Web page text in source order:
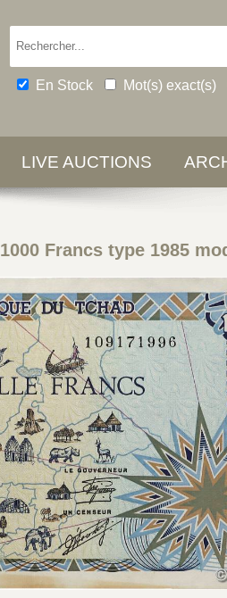
En Stock Mot(s) exact(s)
LIVE AUCTIONS
1000 Francs type 1985